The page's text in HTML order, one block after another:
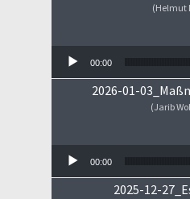
(Helmut
00:00
2026-01-
(Jarib
00:00
2025-12-